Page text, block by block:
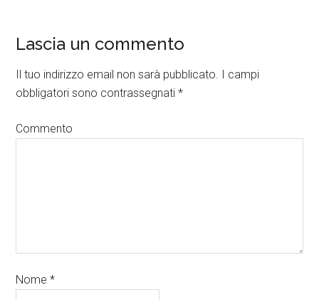
Lascia un commento
Il tuo indirizzo email non sarà pubblicato. I campi
obbligatori sono contrassegnati*
Commento
Nome*